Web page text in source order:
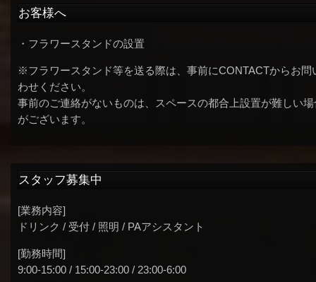
お客様へ
・フラワースタンドの設置
※フラワースタンド等を送る際は、事前にCONTACTからお問
わせください。
事前のご連絡がないものは、スペースの都合上設置が難しい場
がございます。
スタッフ募集中
[業務内容]
ドリンク / 受付 / 照明 / PAアシスタント
[勤務時間]
9:00-15:00 / 15:00-23:00 / 23:00-6:00